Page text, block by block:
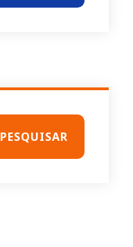
PESQUISAR